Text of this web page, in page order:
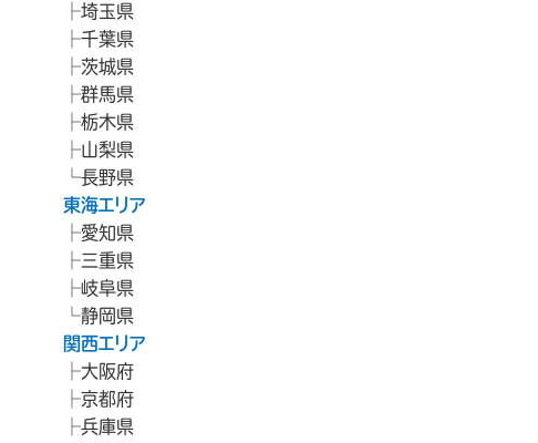
埼玉県
千葉県
茨城県
群馬県
栃木県
山梨県
長野県
東海エリア
愛知県
三重県
岐阜県
静岡県
関西エリア
大阪府
京都府
兵庫県